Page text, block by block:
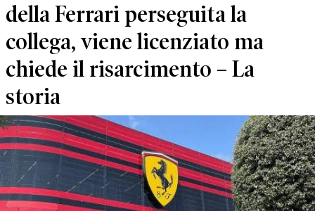
della Ferrari perseguita la
collega, viene licenziato ma
chiede il risarcimento – La
storia